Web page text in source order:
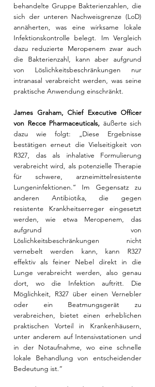
behandelte Gruppe Bakterienzahlen, die
sich der unteren Nachweisgrenze (LoD)
annäherten, was eine wirksame lokale
Infektionskontrolle belegt. Im Vergleich
dazu reduzierte Meropenem zwar auch
die Bakterienzahl, kann aber aufgrund
von Löslichkeitsbeschränkungen nur
intranasal verabreicht werden, was seine
praktische Anwendung einschränkt.
James Graham, Chief Executive Officer
von Recce Pharmaceuticals, äußerte sich
dazu wie folgt: „Diese Ergebnisse
bestätigen erneut die Vielseitigkeit von
R327, das als inhalative Formulierung
verabreicht wird, als potenzielle Therapie
für schwere, arzneimittelresistente
Lungeninfektionen.“ Im Gegensatz zu
anderen Antibiotika, die gegen
resistente Krankheitserreger eingesetzt
werden, wie etwa Meropenem, das
aufgrund von
Löslichkeitsbeschränkungen nicht
vernebelt werden kann, kann R327
effektiv als feiner Nebel direkt in die
Lunge verabreicht werden, also genau
dort, wo die Infektion auftritt. Die
Möglichkeit, R327 über einen Vernebler
oder ein Beatmungsgerät zu
verabreichen, bietet einen erheblichen
praktischen Vorteil in Krankenhäusern,
unter anderem auf Intensivstationen und
in der Notaufnahme, wo eine schnelle
lokale Behandlung von entscheidender
Bedeutung ist.“